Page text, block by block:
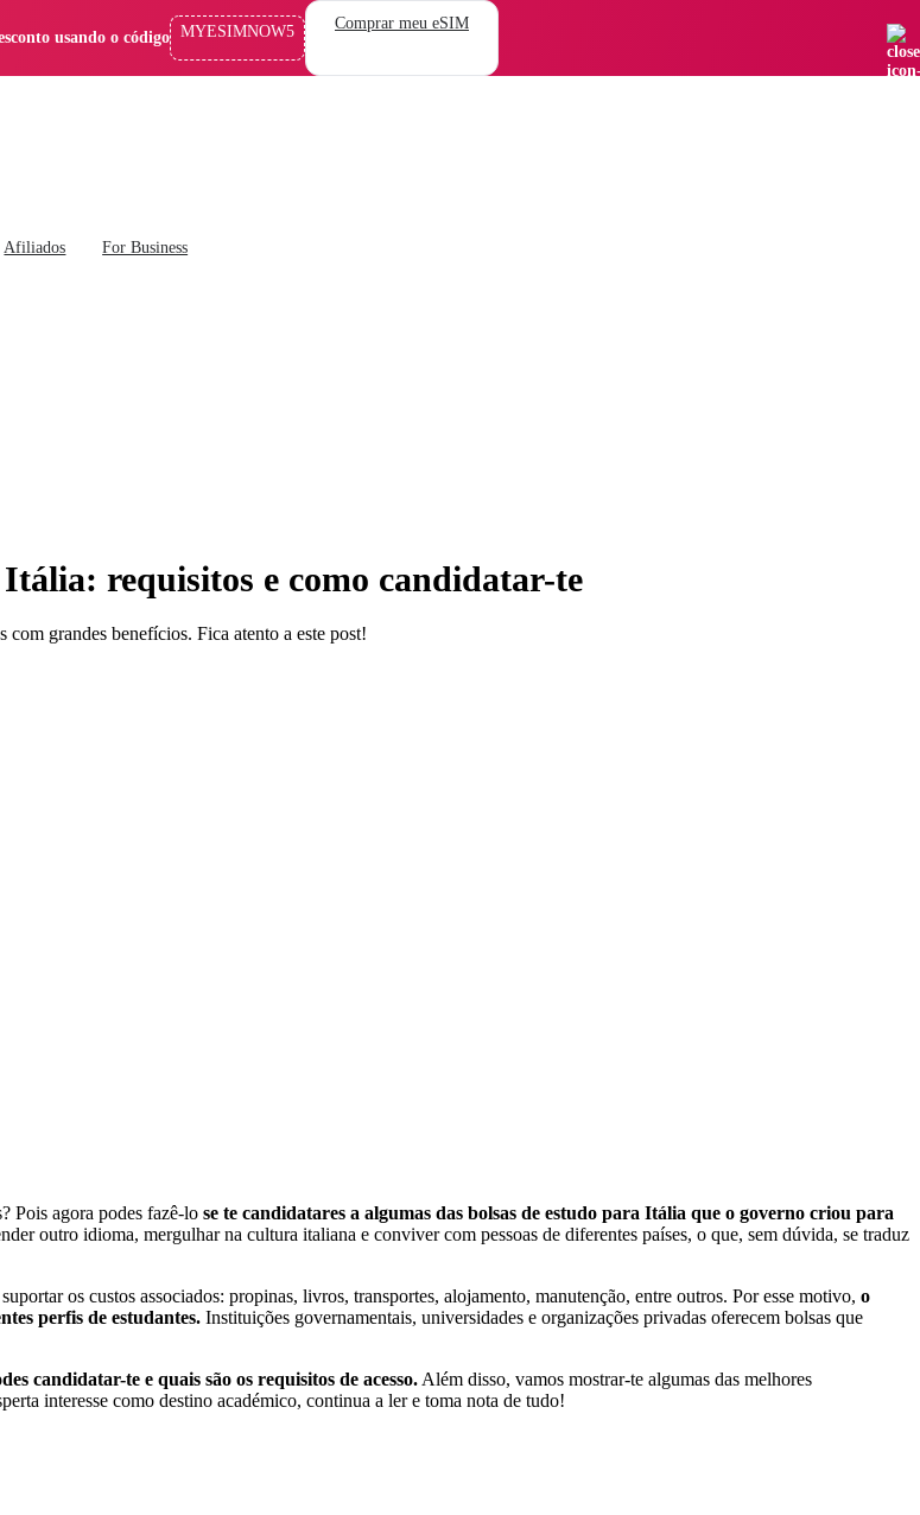
usando o código MYESIMNOW5 Comprar meu eSIM
Afiliados For Business
requisitos e como candidatar-te
com grandes benefícios. Fica atento a este post!
Pois agora podes fazê-lo se te candidatares a algumas das bolsas de estudo para Itália que o governo criou para
outro idioma, mergulhar na cultura italiana e conviver com pessoas de diferentes países, o que, sem dúvida, se traduz
os custos associados: propinas, livros, transportes, alojamento, manutenção, entre outros. Por esse motivo, o
perfis de estudantes. Instituições governamentais, universidades e organizações privadas oferecem bolsas que
candidatar-te e quais são os requisitos de acesso. Além disso, vamos mostrar-te algumas das melhores
interesse como destino académico, continua a ler e toma nota de tudo!